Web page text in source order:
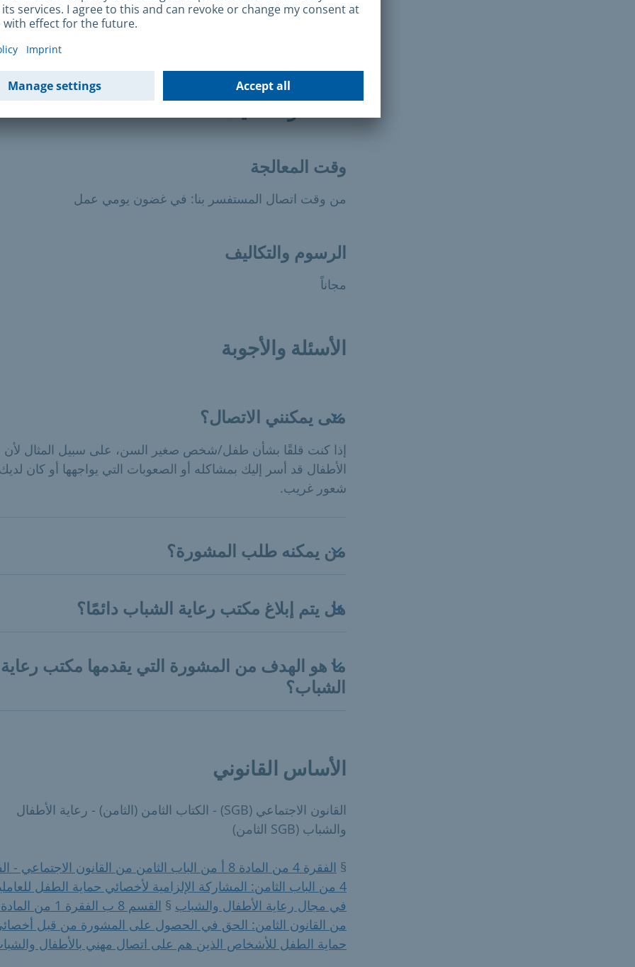
المستندات المطلوبة
وقت المعالجة
من وقت اتصال المستفسر بنا: في غضون يومي عمل
الرسوم والتكاليف
مجاناً
الأسئلة والأجوبة
متى يمكنني الاتصال؟
إذا كنت قلقًا بشأن طفل/شخص صغير السن، على سبيل المثال لأن
الأطفال قد أسر إليك بمشاكله أو الصعوبات التي يواجهها أو كان
شعور غريب.
من يمكنه طلب المشورة؟
هل يتم إبلاغ مكتب رعاية الشباب دائمًا؟
ما هو الهدف من المشورة التي يقدمها مكتب رعاية
الشباب؟
الأساس القانوني
القانون الاجتماعي (SGB) - الكتاب الثامن (الثامن) - رعاية الأطفال
والشباب (SGB الثامن)
§
الفقرة 4 من المادة 8 أ من الباب الثامن من القانون الاجتماعي
4 من الباب الثامن: المشاركة الإلزامية لأخصائي حماية الطفل
في مجال رعاية الأطفال والشباب §
من القانون الثامن: الحق في الحصول على المشورة من قبل
حماية الطفل للأشخاص الذين هم على اتصال مهني بالأطفال